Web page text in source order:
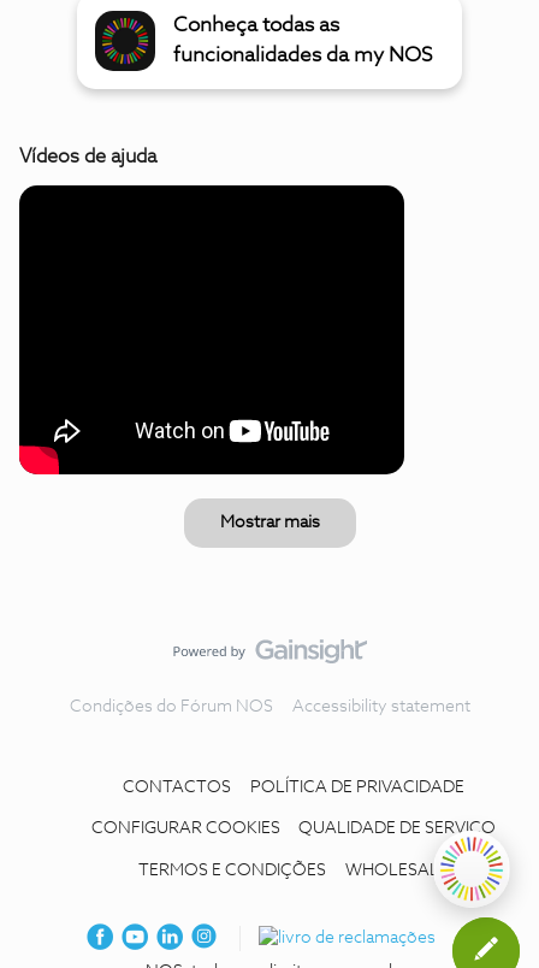
Conheça todas as
funcionalidades da my NOS
Vídeos de ajuda
Mostrar mais
Condições do Fórum NOS Accessibility statement
CONTACTOS POLÍTICA DE PRIVACIDADE
CONFIGURAR COOKIES QUALIDADE DE SERVIÇO
TERMOS E CONDIÇÕES WHOLESALE